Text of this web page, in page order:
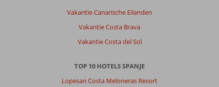
Vakantie Canarische Eilanden
Vakantie Costa Brava
Vakantie Costa del Sol
TOP 10 HOTELS SPANJE
Lopesan Costa Meloneras Resort